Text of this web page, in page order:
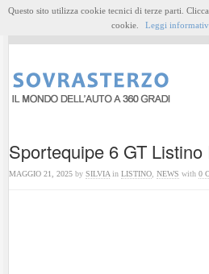
Sportequipe 6 GT
MAGGIO 21, 2025 bySILVIA inLISTINO ,NEWS with0
Questo sito utilizza cookie tecnici di terze parti.
cookie.
Leggi